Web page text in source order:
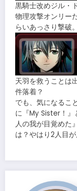
黒騎士改めジル・
物理攻撃オンリー
らいあっさり撃破。
天羽を救うことは
件落着？
でも、気になるこ
に『My Sister！』
人の我が目覚めた
は？やはり2人目